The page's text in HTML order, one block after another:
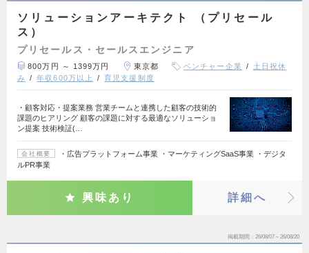
ソリューションアーキテクト （プリセール
ス）
プリセールス・セールスエンジニア
800万円 ～ 1399万円 東京都 ベンチャー企業
土日祝休
み
年収600万以上 育児支援制度
・顧客対応・提案業務 営業チームと連携した顧客の技術的
課題のヒアリング 顧客の課題に対する最適なソリューショ
ン提案 技術検証(…
会社概要
・広告プラットフォーム事業 ・マーケティングSaaS事業 ・デジタ
ルPR事業
興味あり 詳細へ
掲載期間 26/08/07～26/08/20